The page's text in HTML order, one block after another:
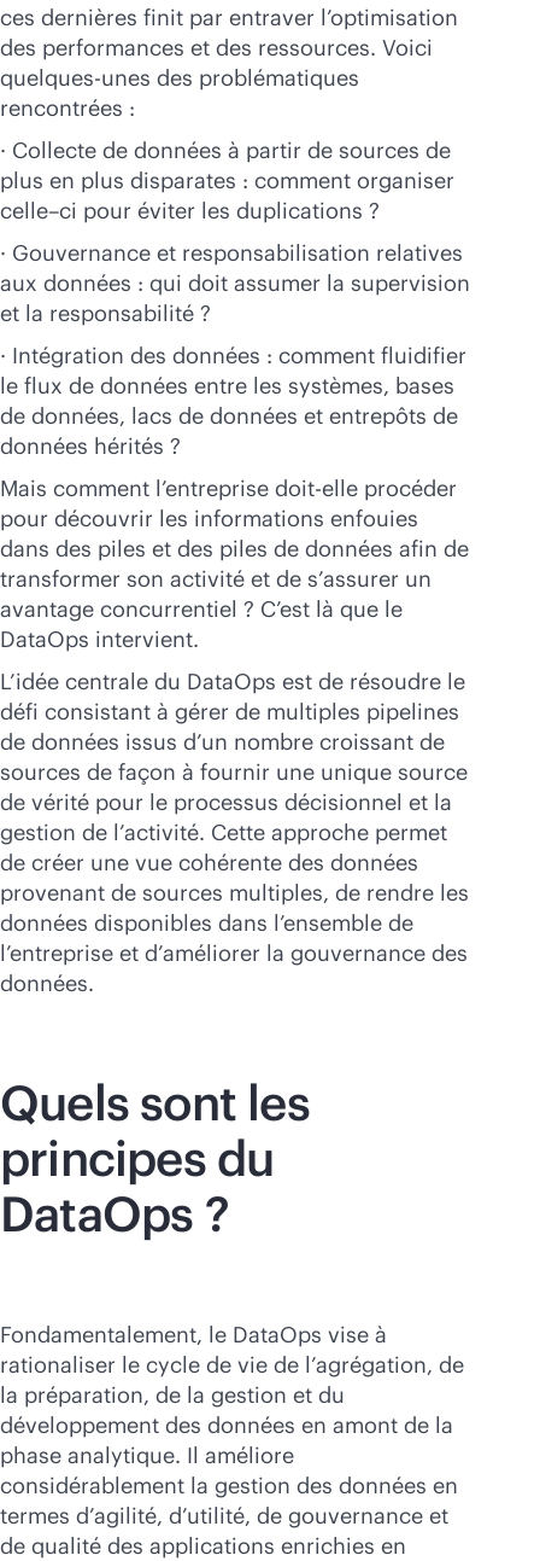
ces dernières finit par entraver l’optimisation
des performances et des ressources. Voici
quelques-unes des problématiques
rencontrées :
· Collecte de données à partir de sources de
plus en plus disparates : comment organiser
celle–ci pour éviter les duplications ?
· Gouvernance et responsabilisation relatives
aux données : qui doit assumer la supervision
et la responsabilité ?
· Intégration des données : comment fluidifier
le flux de données entre les systèmes, bases
de données, lacs de données et entrepôts de
données hérités ?
Mais comment l’entreprise doit-elle procéder
pour découvrir les informations enfouies
dans des piles et des piles de données afin de
transformer son activité et de s’assurer un
avantage concurrentiel ? C’est là que le
DataOps intervient.
L’idée centrale du DataOps est de résoudre le
défi consistant à gérer de multiples pipelines
de données issus d’un nombre croissant de
sources de façon à fournir une unique source
de vérité pour le processus décisionnel et la
gestion de l’activité. Cette approche permet
de créer une vue cohérente des données
provenant de sources multiples, de rendre les
données disponibles dans l’ensemble de
l’entreprise et d’améliorer la gouvernance des
données.
Quels sont les
principes du
DataOps ?
Fondamentalement, le DataOps vise à
rationaliser le cycle de vie de l’agrégation, de
la préparation, de la gestion et du
développement des données en amont de la
phase analytique. Il améliore
considérablement la gestion des données en
termes d’agilité, d’utilité, de gouvernance et
de qualité des applications enrichies en